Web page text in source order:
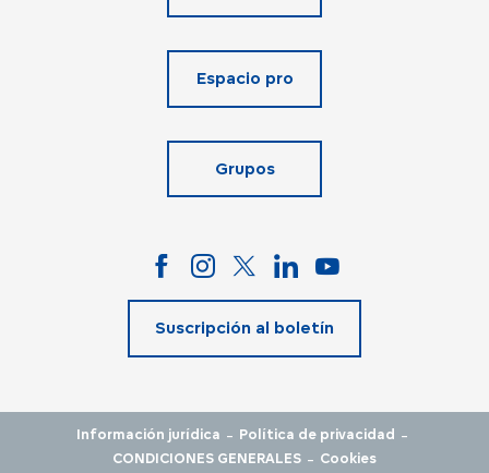
Espacio pro
Grupos
Suscripción al boletín
Información jurídica - Política de privacidad -
CONDICIONES GENERALES - Cookies